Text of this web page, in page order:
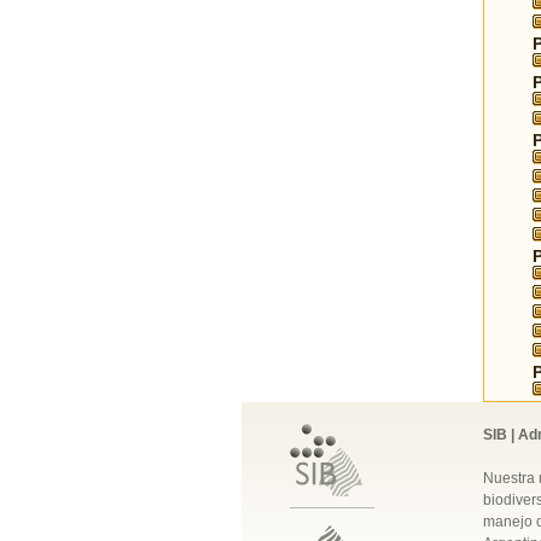
SIB |
Nuestra
manejo